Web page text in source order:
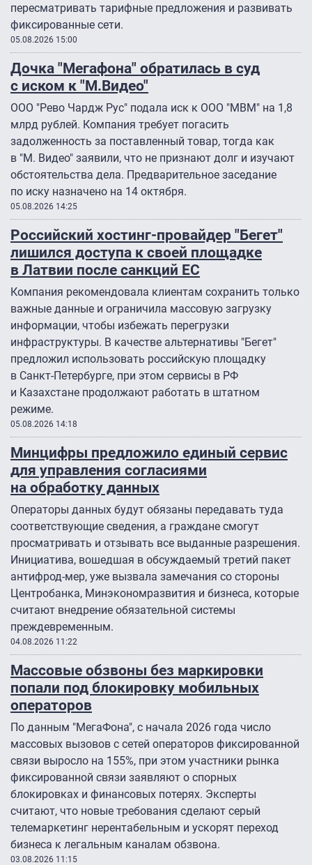
пересматривать тарифные предложения и развивать
фиксированные сети.
05.08.2026 15:00
Дочка "Мегафона" обратилась в суд
с иском к "М.Видео"
ООО "Рево Чардж Рус" подала иск к ООО "МВМ" на 1,8
млрд рублей. Компания требует погасить
задолженность за поставленный товар, тогда как
в "М. Видео" заявили, что не признают долг и изучают
обстоятельства дела. Предварительное заседание
по иску назначено на 14 октября.
05.08.2026 14:25
Российский хостинг-провайдер "Бегет"
лишился доступа к своей площадке
в Латвии после санкций ЕС
Компания рекомендовала клиентам сохранить только
важные данные и ограничила массовую загрузку
информации, чтобы избежать перегрузки
инфраструктуры. В качестве альтернативы "Бегет"
предложил использовать российскую площадку
в Санкт-Петербурге, при этом сервисы в РФ
и Казахстане продолжают работать в штатном
режиме.
05.08.2026 14:18
Минцифры предложило единый сервис
для управления согласиями
на обработку данных
Операторы данных будут обязаны передавать туда
соответствующие сведения, а граждане смогут
просматривать и отзывать все выданные разрешения.
Инициатива, вошедшая в обсуждаемый третий пакет
антифрод-мер, уже вызвала замечания со стороны
Центробанка, Минэкономразвития и бизнеса, которые
считают внедрение обязательной системы
преждевременным.
04.08.2026 11:22
Массовые обзвоны без маркировки
попали под блокировку мобильных
операторов
По данным "МегаФона", с начала 2026 года число
массовых вызовов с сетей операторов фиксированной
связи выросло на 155%, при этом участники рынка
фиксированной связи заявляют о спорных
блокировках и финансовых потерях. Эксперты
считают, что новые требования сделают серый
телемаркетинг нерентабельным и ускорят переход
бизнеса к легальным каналам обзвона.
03.08.2026 11:15